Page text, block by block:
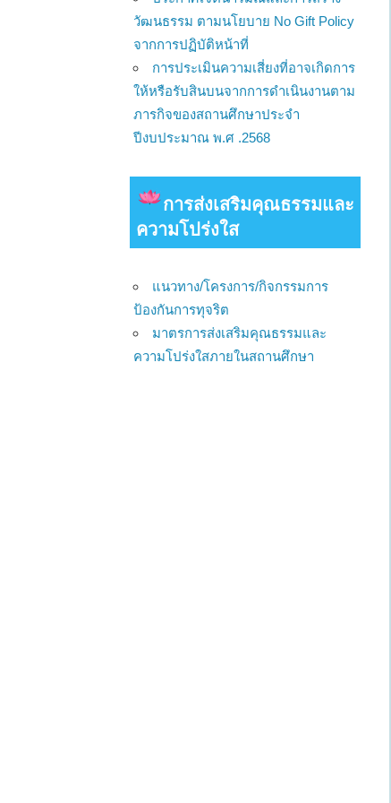
วัฒนธรรม ตามนโยบาย No Gift Policy
จากการปฏิบัติหน้าที่
การประเมินความเสี่ยงที่อาจเกิดการ
ให้หรือรับสินบนจากการดำเนินงานตาม
ภารกิจของสถานศึกษาประจำ
ปีงบประมาณ พ.ศ .2568
การส่งเสริมคุณธรรมและ
ความโปร่งใส
แนวทาง/โครงการ/กิจกรรมการ
ป้องกันการทุจริต
มาตรการส่งเสริมคุณธรรมและ
ความโปร่งใสภายในสถานศึกษา